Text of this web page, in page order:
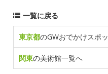
一覧に戻る
東京都のGWおでかけスポ
関東の美術館一覧へ